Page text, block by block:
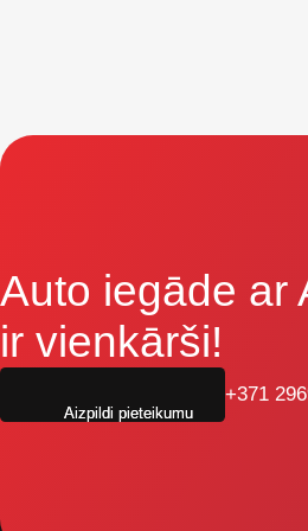
Auto iegāde ar
ir vienkārši!
+371